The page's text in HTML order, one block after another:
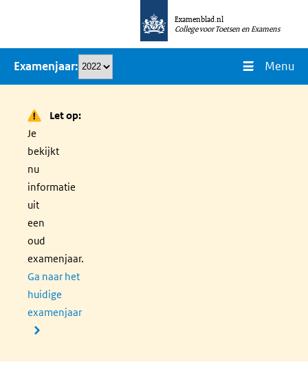
naar
inhoud
Examenblad.nl
College voor Toetsen en Examens
Examenjaar Menu
Let op:
Je
bekijkt
nu
informatie
uit
een
oud
examenjaar.
Ga naar het
huidige
examenjaar